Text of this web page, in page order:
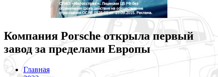
Компания Porsche открыла первый
завод за пределами Европы
Главная